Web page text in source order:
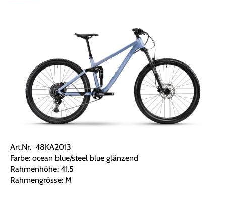
Art.Nr. 48KA2013
Farbe: ocean blue/steel blue glänzend
Rahmenhöhe: 41.5
Rahmengrösse: M